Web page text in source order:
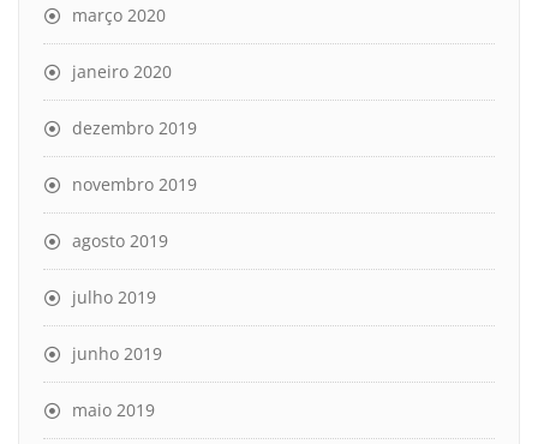
março 2020
janeiro 2020
dezembro 2019
novembro 2019
agosto 2019
julho 2019
junho 2019
maio 2019